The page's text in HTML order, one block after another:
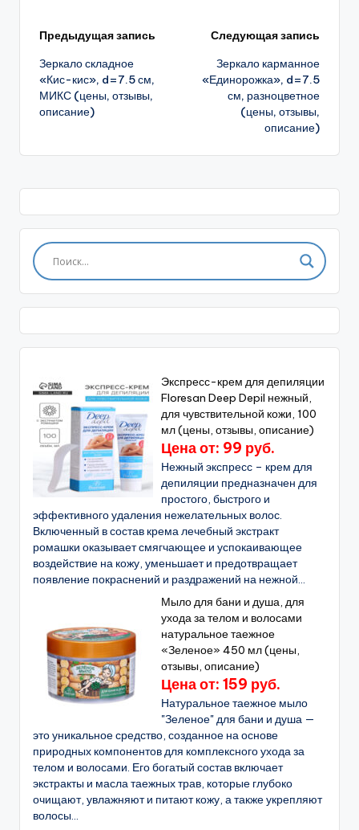
Навигация
записи
Предыдущая запись
Зеркало складное
«Кис-кис», d=7.5 см,
МИКС (цены, отзывы,
описание)
Следующая запись
Зеркало карманное
«Единорожка», d=7.5
см, разноцветное
(цены, отзывы,
описание)
Экспресс-крем для депиляции
Floresan Deep Depil нежный,
для чувствительной кожи, 100
мл (цены, отзывы, описание)
Цена от: 99 руб.
Нежный экспресс – крем для
депиляции предназначен для
простого, быстрого и
эффективного удаления нежелательных волос.
Включенный в состав крема лечебный экстракт
ромашки оказывает смягчающее и успокаивающее
воздействие на кожу, уменьшает и предотвращает
появление покраснений и раздражений на нежной...
Мыло для бани и душа, для
ухода за телом и волосами
натуральное таежное
«Зеленое» 450 мл (цены,
отзывы, описание)
Цена от: 159 руб.
Натуральное таежное мыло
"Зеленое" для бани и душа —
это уникальное средство, созданное на основе
природных компонентов для комплексного ухода за
телом и волосами. Его богатый состав включает
экстракты и масла таежных трав, которые глубоко
очищают, увлажняют и питают кожу, а также укрепляют
волосы...